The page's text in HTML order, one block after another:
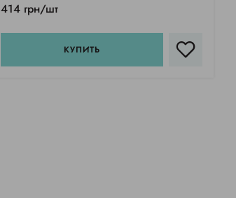
414 грн/шт
КУПИТЬ